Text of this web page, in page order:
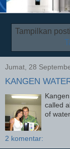
Tampilkan
Jumat, 28
KANGEN
called
of
2 komentar: